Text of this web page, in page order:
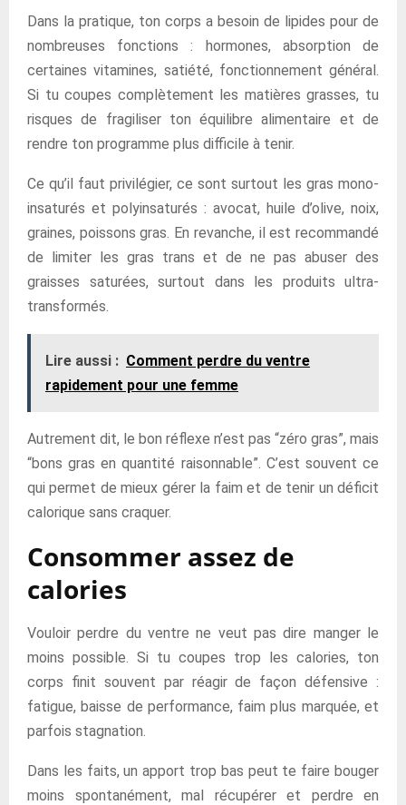
Dans la pratique, ton corps a besoin de lipides pour de
nombreuses fonctions : hormones, absorption de
certaines vitamines, satiété, fonctionnement général.
Si tu coupes complètement les matières grasses, tu
risques de fragiliser ton équilibre alimentaire et de
rendre ton programme plus difficile à tenir.
Ce qu’il faut privilégier, ce sont surtout les gras mono-
insaturés et polyinsaturés : avocat, huile d’olive, noix,
graines, poissons gras. En revanche, il est recommandé
de limiter les gras trans et de ne pas abuser des
graisses saturées, surtout dans les produits ultra-
transformés.
Lire aussi : Comment perdre du ventre
rapidement pour une femme
Autrement dit, le bon réflexe n’est pas “zéro gras”, mais
“bons gras en quantité raisonnable”. C’est souvent ce
qui permet de mieux gérer la faim et de tenir un déficit
calorique sans craquer.
Consommer assez de
calories
Vouloir perdre du ventre ne veut pas dire manger le
moins possible. Si tu coupes trop les calories, ton
corps finit souvent par réagir de façon défensive :
fatigue, baisse de performance, faim plus marquée, et
parfois stagnation.
Dans les faits, un apport trop bas peut te faire bouger
moins spontanément, mal récupérer et perdre en